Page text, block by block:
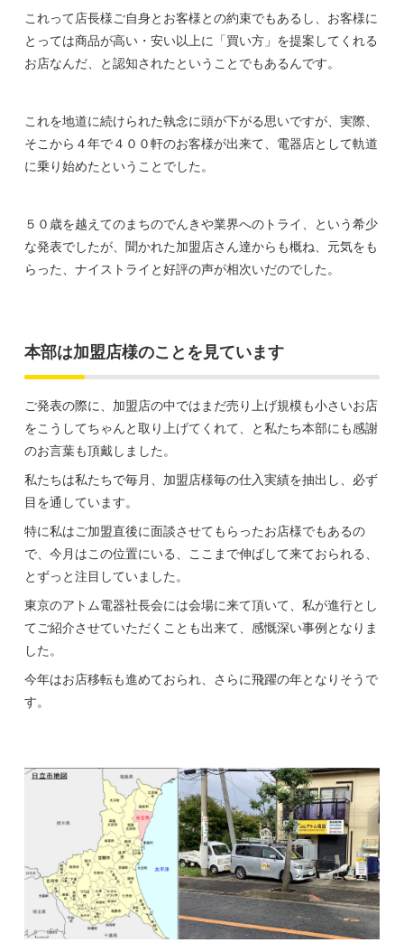
これって店長様ご自身とお客様との約束でもあるし、お客様に
とっては商品が高い・安い以上に「買い方」を提案してくれる
お店なんだ、と認知されたということでもあるんです。
これを地道に続けられた執念に頭が下がる思いですが、実際、
そこから４年で４００軒のお客様が出来て、電器店として軌道
に乗り始めたということでした。
５０歳を越えてのまちのでんきや業界へのトライ、という希少
な発表でしたが、聞かれた加盟店さん達からも概ね、元気をも
らった、ナイストライと好評の声が相次いだのでした。
本部は加盟店様のことを見ています
ご発表の際に、加盟店の中ではまだ売り上げ規模も小さいお店
をこうしてちゃんと取り上げてくれて、と私たち本部にも感謝
のお言葉も頂戴しました。
私たちは私たちで毎月、加盟店様毎の仕入実績を抽出し、必ず
目を通しています。
特に私はご加盟直後に面談させてもらったお店様でもあるの
で、今月はこの位置にいる、ここまで伸ばして来ておられる、
とずっと注目していました。
東京のアトム電器社長会には会場に来て頂いて、私が進行とし
てご紹介させていただくことも出来て、感慨深い事例となりま
した。
今年はお店移転も進めておられ、さらに飛躍の年となりそうで
す。